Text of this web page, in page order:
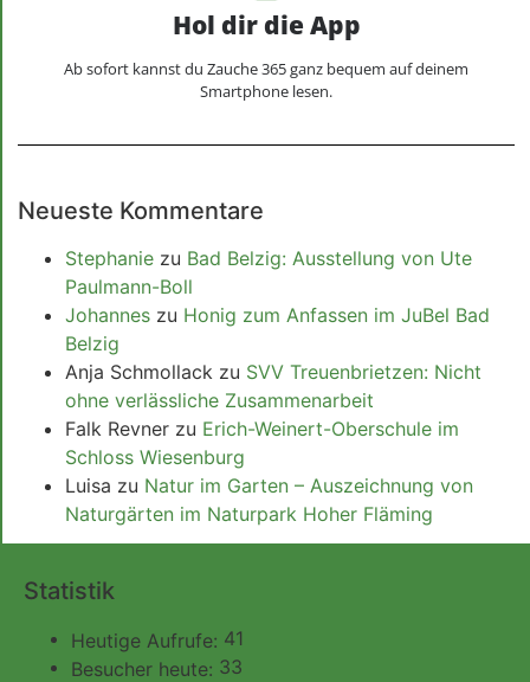
Hol dir die App
Ab sofort kannst du Zauche 365 ganz bequem auf deinem
Smartphone lesen.
Neueste Kommentare
Stephanie zu Bad Belzig: Ausstellung von Ute
Paulmann-Boll
Johannes zu Honig zum Anfassen im JuBel Bad
Belzig
Anja Schmollack zu SVV Treuenbrietzen: Nicht
ohne verlässliche Zusammenarbeit
Falk Revner zu Erich-Weinert-Oberschule im
Schloss Wiesenburg
Luisa zu Natur im Garten – Auszeichnung von
Naturgärten im Naturpark Hoher Fläming
Statistik
Heutige Aufrufe: 41
Besucher heute: 33